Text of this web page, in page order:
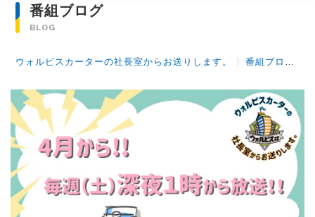
番組ブログ
BLOG
ウォルピスカーターの社長室からお送りします。 〉番組ブログ